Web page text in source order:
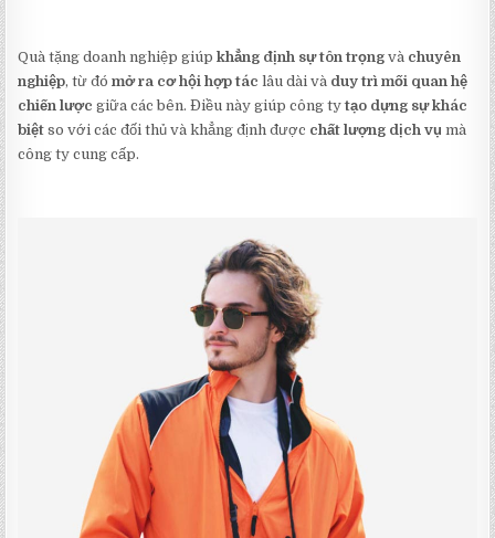
Quà tặng doanh nghiệp giúpkhẳng định sự tôn trọng và chuyên
nghiệp, từ đómở ra cơ hội hợp tác lâu dài và duy trì mối quan hệ
chiến lược giữa các bên. Điều này giúp công tytạo dựng sự khác
biệt so với các đối thủ và khẳng định được chất lượng dịch vụ mà
công ty cung cấp.